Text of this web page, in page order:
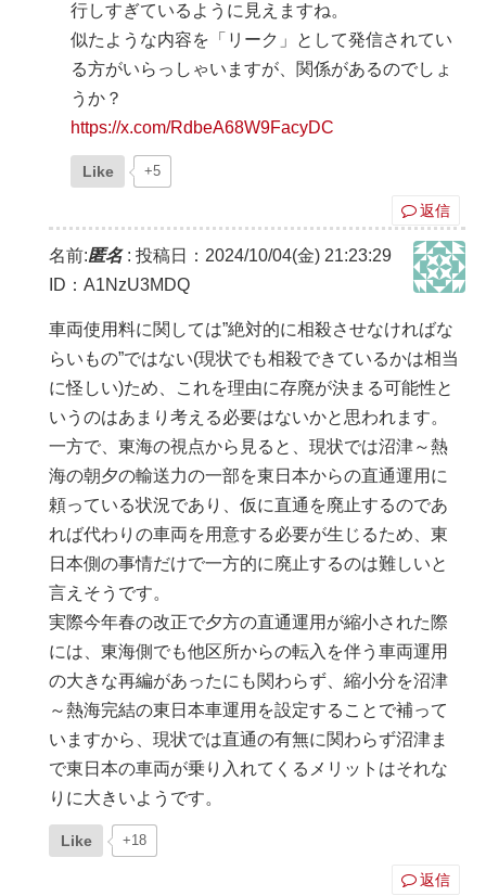
行しすぎているように見えますね。
似たような内容を「リーク」として発信されてい
る方がいらっしゃいますが、関係があるのでしょ
うか？
https://x.com/RdbeA68W9FacyDC
Like +5
返信
名前:匿名: 投稿日：2024/10/04(金) 21:23:29
ID：A1NzU3MDQ
車両使用料に関しては”絶対的に相殺させなければな
らいもの”ではない(現状でも相殺できているかは相当
に怪しい)ため、これを理由に存廃が決まる可能性と
いうのはあまり考える必要はないかと思われます。
一方で、東海の視点から見ると、現状では沼津～熱
海の朝夕の輸送力の一部を東日本からの直通運用に
頼っている状況であり、仮に直通を廃止するのであ
れば代わりの車両を用意する必要が生じるため、東
日本側の事情だけで一方的に廃止するのは難しいと
言えそうです。
実際今年春の改正で夕方の直通運用が縮小された際
には、東海側でも他区所からの転入を伴う車両運用
の大きな再編があったにも関わらず、縮小分を沼津
～熱海完結の東日本車運用を設定することで補って
いますから、現状では直通の有無に関わらず沼津ま
で東日本の車両が乗り入れてくるメリットはそれな
りに大きいようです。
Like +18
返信